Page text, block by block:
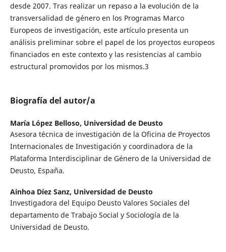
desde 2007. Tras realizar un repaso a la evolución de la
transversalidad de género en los Programas Marco
Europeos de investigación, este artículo presenta un
análisis preliminar sobre el papel de los proyectos europeos
financiados en este contexto y las resistencias al cambio
estructural promovidos por los mismos.3
Biografía del autor/a
María López Belloso, Universidad de Deusto
Asesora técnica de investigación de la Oficina de Proyectos
Internacionales de Investigación y coordinadora de la
Plataforma Interdisciplinar de Género de la Universidad de
Deusto, España.
Ainhoa Díez Sanz, Universidad de Deusto
Investigadora del Equipo Deusto Valores Sociales del
departamento de Trabajo Social y Sociología de la
Universidad de Deusto.